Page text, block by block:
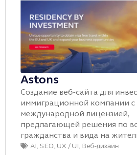
Astons
Создание веб-сайта для
иммиграционной компании с
международной лицензией,
предлагающей решения по
гражданства и вида на
AI, SEO, UX / UI, Веб-дизайн